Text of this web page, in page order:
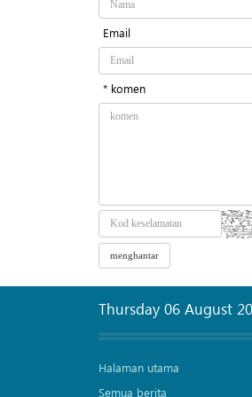
Email
* komen
Thursday 06 August
Halaman utama
Semua berita